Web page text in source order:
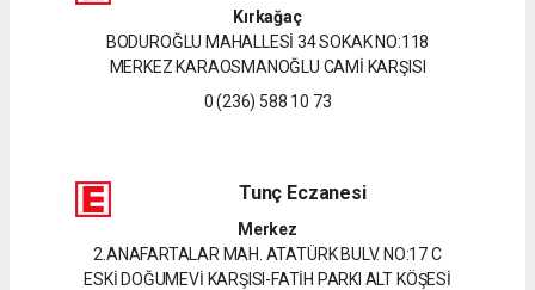
Kırkağaç
BODUROĞLU MAHALLESİ 34 SOKAK NO:118
MERKEZ KARAOSMANOĞLU CAMİ KARŞISI
0 (236) 588 10 73
Tunç Eczanesi
Merkez
2.ANAFARTALAR MAH. ATATÜRK BULV. NO:17 C
ESKİ DOĞUMEVİ KARŞISI-FATİH PARKI ALT KÖŞESİ